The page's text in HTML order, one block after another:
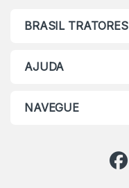
BRASIL TRATORES
AJUDA
NAVEGUE